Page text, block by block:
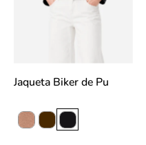
Jaqueta Biker de Pu